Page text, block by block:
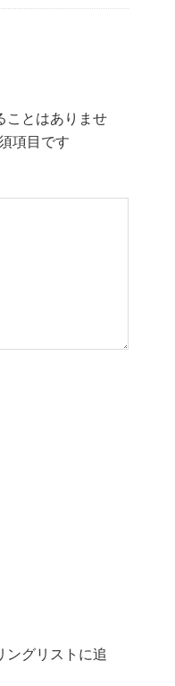
ことはありませ
項目です
ングリストに追